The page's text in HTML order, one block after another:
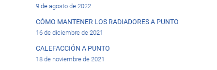
9 de agosto de 2022
CÓMO MANTENER LOS RADIADORES A PUNTO
16 de diciembre de 2021
CALEFACCIÓN A PUNTO
18 de noviembre de 2021